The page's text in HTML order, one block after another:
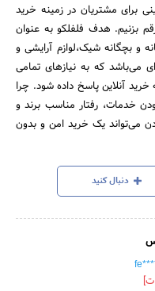
برای مشتریان در زمینه خرید
بزنیم. هدف فلفلکو به عنوان
و بچگانه شیک،لوازم آرایشی و
می‌باشد که به نیازهای تمامی
آنلاین پاسخ داده شود. چرا
خدمات، رفتار مناسب برند و
می‌تواند یک خرید امن و بدون
دنبال کنید